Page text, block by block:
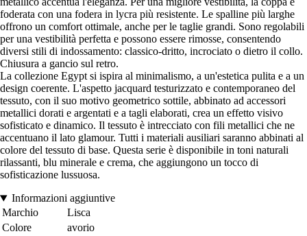
foderata con una fodera in lycra più resistente. Le spalline più larghe
offrono un comfort ottimale, anche per le taglie grandi. Sono regolabili
per una vestibilità perfetta e possono essere rimosse, consentendo
diversi stili di indossamento: classico-dritto, incrociato o dietro il collo.
Chiusura a gancio sul retro.
La collezione Egypt si ispira al minimalismo, a un'estetica pulita e a un
design coerente. L'aspetto jacquard testurizzato e contemporaneo del
tessuto, con il suo motivo geometrico sottile, abbinato ad accessori
metallici dorati e argentati e a tagli elaborati, crea un effetto visivo
sofisticato e dinamico. Il tessuto è intrecciato con fili metallici che ne
accentuano il lato glamour. Tutti i materiali ausiliari saranno abbinati al
colore del tessuto di base. Questa serie è disponibile in toni naturali
rilassanti, blu minerale e crema, che aggiungono un tocco di
sofisticazione lussuosa.
Informazioni aggiuntive
Marchio
Lisca
Colore
avorio